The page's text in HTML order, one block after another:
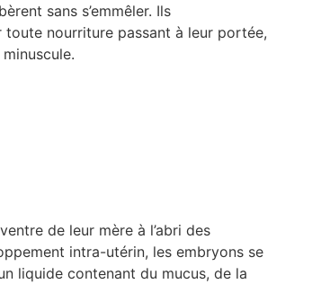
sans s’emmêler. Ils
nourriture passant à leur portée,
de leur mère à l’abri des
intra-utérin, les embryons se
liquide contenant du mucus, de la